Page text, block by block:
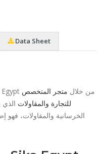
Data Sheet
يمكنك الآن شراء سيكاليت-1كيلو - Sika Egypt من خلال متجر المتخصص
للتجارة والمقاولات
الخرسانية والمقاولات،